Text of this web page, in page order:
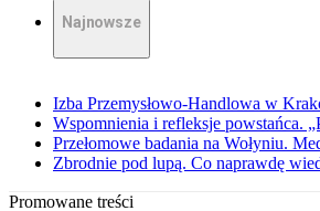
Najnowsze
Izba Przemysłowo-Handlowa w
Wspomnienia i refleksje powstańca.
Przełomowe badania na Wołyniu.
Zbrodnie pod lupą. Co naprawdę
Promowane treści